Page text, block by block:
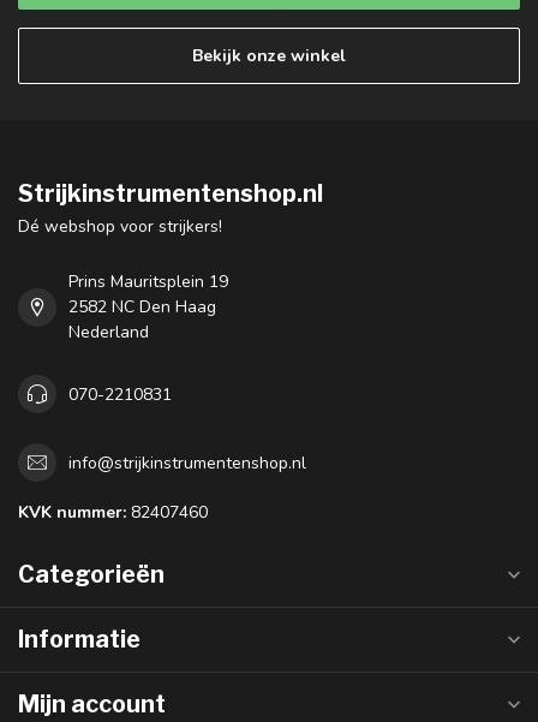
Bekijk onze winkel
Strijkinstrumentenshop.nl
Dé webshop voor strijkers!
Prins Mauritsplein 19
2582 NC Den Haag
Nederland
070-2210831
info@strijkinstrumentenshop.nl
KVK nummer: 82407460
Categorieën
Informatie
Mijn account